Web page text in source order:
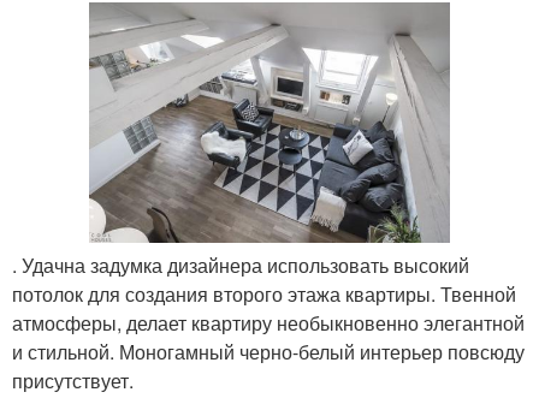
. Удачна задумка дизайнера использовать высокий
потолок для создания второго этажа квартиры. Твенной
атмосферы, делает квартиру необыкновенно элегантной
и стильной. Моногамный черно-белый интерьер повсюду
присутствует.